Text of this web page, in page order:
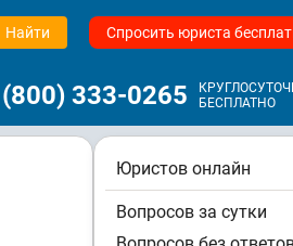
Найти Спросить юриста
333-0265
БЕСПЛАТНО
Юристов онлайн
Вопросов за сутки